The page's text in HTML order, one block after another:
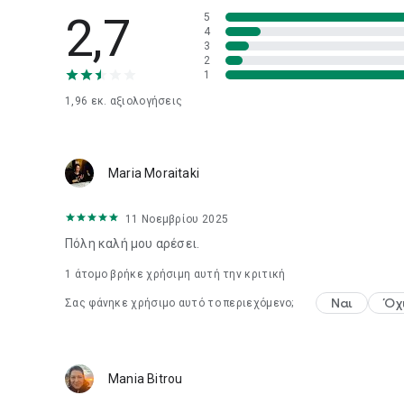
2,7
1,96 εκ. αξιολογήσεις
5
4
3
2
1
Maria Moraitaki
11 Νοεμβρίου 2025
Πόλη καλή μου αρέσει.
1 άτομο βρήκε χρήσιμη αυτή την κριτική
Σας φάνηκε χρήσιμο αυτό το περιεχόμενο; Ναι
Mania Bitrou